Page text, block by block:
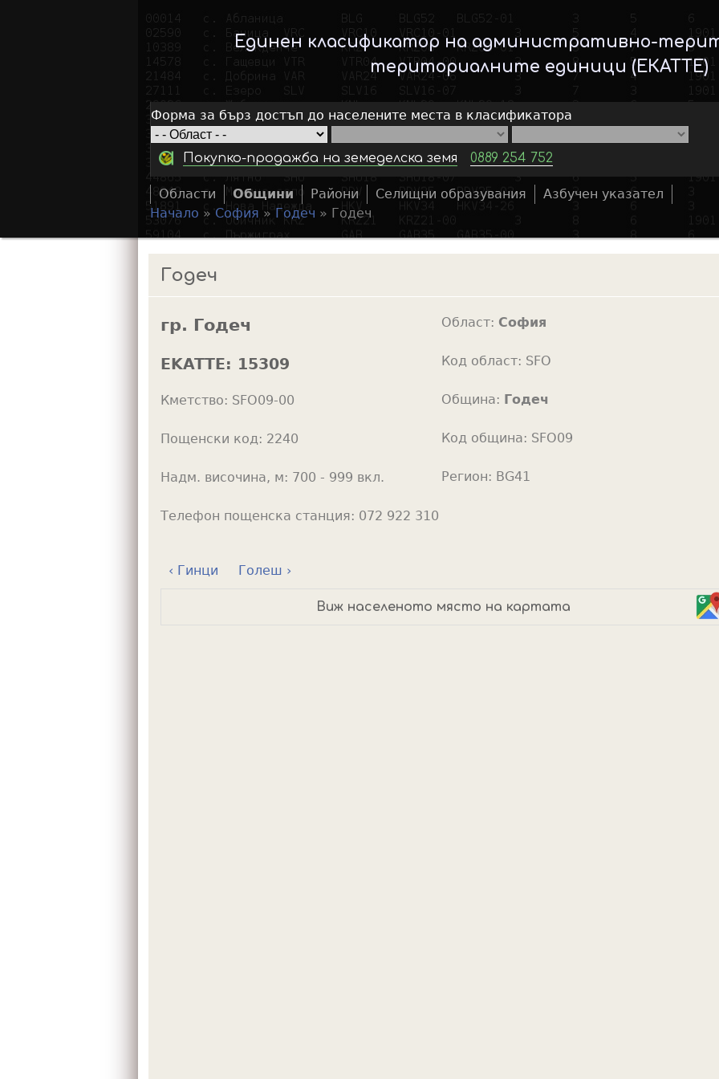
Skip
to
main
Единен класификатор на административно-
териториалните единици (ЕКАТТЕ)
Форма за бърз достъп до населените места в класификатора
Покупко-продажба на земеделска земя 0889 254 752
a
c
Области Общини Райони Селищни образувания Азбучен указател
o
Начало »София »Годеч » Годеч
Годеч
гр. Годеч
EKATTE: 15309
Кметство: SFO09-00
Пощенски код: 2240
Надм. височина, м: 700 - 999 вкл.
Област: София
Код област: SFO
Община: Годеч
Код община: SFO09
Регион: BG41
Телефон пощенска станция: 072 922 310
‹ Гинци Голеш ›
Виж населеното място на картата